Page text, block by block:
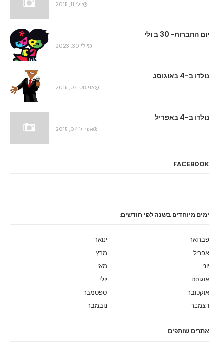
יולי 11, 2015
יום החברות- 30 ביולי
יולי 30, 2023
נולדו ב-4 באוגוסט
אוגוסט 04, 2015
נולדו ב-4 באפריל
אפריל 04, 2015
FACEBOOK
ימים מיוחדים בשנה לפי חודשים:
ינואר
פברואר
מרץ
אפריל
מאי
יוני
יולי
אוגוסט
ספטמבר
אוקטובר
נובמבר
דצמבר
אתרים שותפים